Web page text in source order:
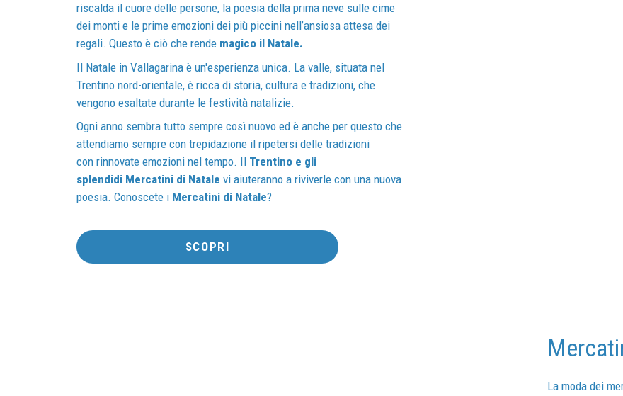
riscalda il cuore delle persone, la poesia della prima neve sulle cime
dei monti e le prime emozioni dei più piccini nell’ansiosa attesa dei
regali. Questo è ciò che rende magico il Natale.
Il Natale in Vallagarina è un'esperienza unica. La valle, situata nel
Trentino nord-orientale, è ricca di storia, cultura e tradizioni, che
vengono esaltate durante le festività natalizie.
Ogni anno sembra tutto sempre così nuovo ed è anche per questo che
attendiamo sempre con trepidazione il ripetersi delle tradizioni
con rinnovate emozioni nel tempo. Il Trentino e gli
splendidi Mercatini di Natale vi aiuteranno a riviverle con una nuova
poesia. Conoscete i Mercatini di Natale?
SCOPRI
La moda dei